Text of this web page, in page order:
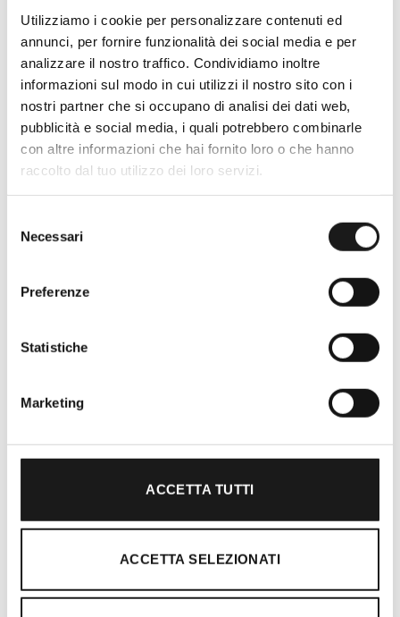
Utilizziamo i cookie per personalizzare contenuti ed
annunci, per fornire funzionalità dei social media e per
analizzare il nostro traffico. Condividiamo inoltre
informazioni sul modo in cui utilizzi il nostro sito con i
nostri partner che si occupano di analisi dei dati web,
pubblicità e social media, i quali potrebbero combinarle
con altre informazioni che hai fornito loro o che hanno
raccolto dal tuo utilizzo dei loro servizi.
delNecessari
Preferenze
Statistiche
Marketing
ACCETTA TUTTI
ACCETTA SELEZIONATI
Oltre 30 anni di esperienza
Roma, RRTrek è il punto di riferimento
clienti con professionalità, rendendo
gratificante.